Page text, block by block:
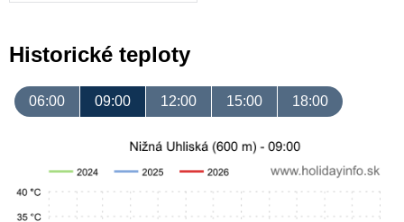
Historické teploty
06:00 09:00 12:00 15:00 18:00